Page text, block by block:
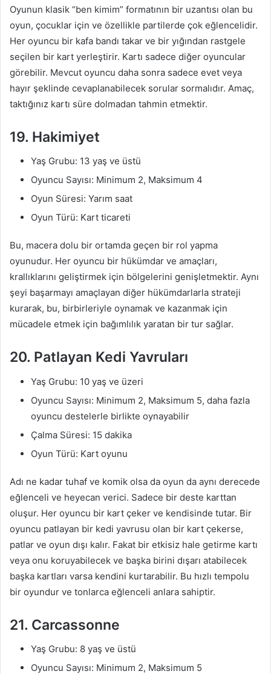
Oyunun klasik “ben kimim” formatının bir uzantısı olan bu
oyun, çocuklar için ve özellikle partilerde çok eğlencelidir.
Her oyuncu bir kafa bandı takar ve bir yığından rastgele
seçilen bir kart yerleştirir. Kartı sadece diğer oyuncular
görebilir. Mevcut oyuncu daha sonra sadece evet veya
hayır şeklinde cevaplanabilecek sorular sormalıdır. Amaç,
taktığınız kartı süre dolmadan tahmin etmektir.
19. Hakimiyet
Yaş Grubu: 13 yaş ve üstü
Oyuncu Sayısı: Minimum 2, Maksimum 4
Oyun Süresi: Yarım saat
Oyun Türü: Kart ticareti
Bu, macera dolu bir ortamda geçen bir rol yapma
oyunudur. Her oyuncu bir hükümdar ve amaçları,
krallıklarını geliştirmek için bölgelerini genişletmektir. Aynı
şeyi başarmayı amaçlayan diğer hükümdarlarla strateji
kurarak, bu, birbirleriyle oynamak ve kazanmak için
mücadele etmek için bağımlılık yaratan bir tur sağlar.
20. Patlayan Kedi Yavruları
Yaş Grubu: 10 yaş ve üzeri
Oyuncu Sayısı: Minimum 2, Maksimum 5, daha fazla
oyuncu destelerle birlikte oynayabilir
Çalma Süresi: 15 dakika
Oyun Türü: Kart oyunu
Adı ne kadar tuhaf ve komik olsa da oyun da aynı derecede
eğlenceli ve heyecan verici. Sadece bir deste karttan
oluşur. Her oyuncu bir kart çeker ve kendisinde tutar. Bir
oyuncu patlayan bir kedi yavrusu olan bir kart çekerse,
patlar ve oyun dışı kalır. Fakat bir etkisiz hale getirme kartı
veya onu koruyabilecek ve başka birini dışarı atabilecek
başka kartları varsa kendini kurtarabilir. Bu hızlı tempolu
bir oyundur ve tonlarca eğlenceli anlara sahiptir.
21. Carcassonne
Yaş Grubu: 8 yaş ve üstü
Oyuncu Sayısı: Minimum 2, Maksimum 5